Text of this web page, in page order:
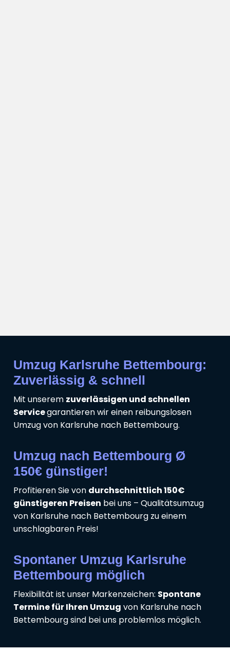
Umzug Karlsruhe Bettembourg:
Zuverlässig & schnell
Mit unserem zuverlässigen und schnellen
Servicegarantieren wir einen reibungslosen
Umzug von Karlsruhe nach Bettembourg.
Umzug nach Bettembourg Ø
150€ günstiger!
Profitieren Sie von durchschnittlich 150€
günstigeren Preisen bei uns – Qualitätsumzug
von Karlsruhe nach Bettembourg zu einem
unschlagbaren Preis!
Spontaner Umzug Karlsruhe
Bettembourg möglich
Flexibilität ist unser Markenzeichen: Spontane
Termine für Ihren Umzug von Karlsruhe nach
Bettembourg sind bei uns problemlos möglich.